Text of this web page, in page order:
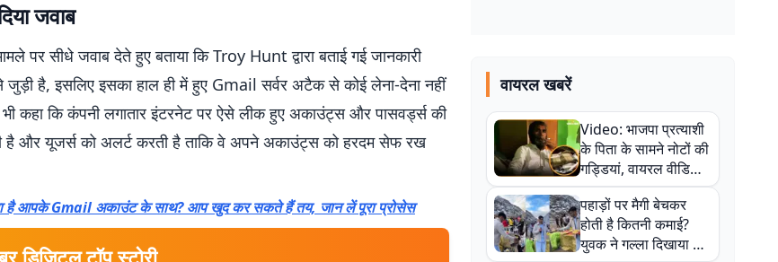
जवाब
पर सीधे जवाब देते हुए बताया कि Troy Hunt द्वारा बताई गई जानकारी
जुड़ी है, इसलिए इसका हाल ही में हुए Gmail सर्वर अटैक से कोई लेना-देना नहीं
कहा कि कंपनी लगातार इंटरनेट पर ऐसे लीक हुए अकाउंट्स और पासवर्ड्स की
है और यूजर्स को अलर्ट करती है ताकि वे अपने अकाउंट्स को हरदम सेफ रख
है आपके Gmail अकाउंट के साथ? आप खुद कर सकते हैं तय, जान लें पूरा प्रोसेस
डिजिटल टॉप स्टोरी
वायरल खबरें
Video: भाजपा प्रत्याशी
के पिता के सामने नोटों की
गड्डियां, वायरल वीडियो
से राजनीति में उबाल,
अजित महतो बोले- TMC
की गंदी चाल
पहाड़ों पर मैगी बेचकर
होती है कितनी कमाई?
युवक ने गल्ला दिखाया तो